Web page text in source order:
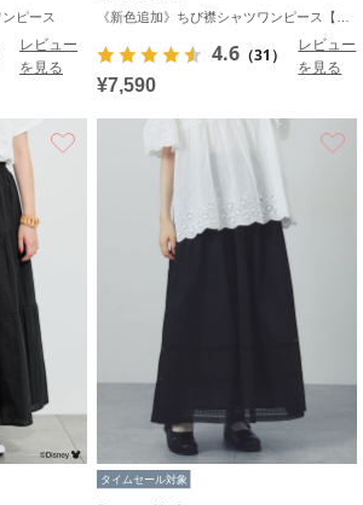
ピース
レビュー
を見る
4.6 （31）
レビュー
を見る
¥7,590
タイムセール対象